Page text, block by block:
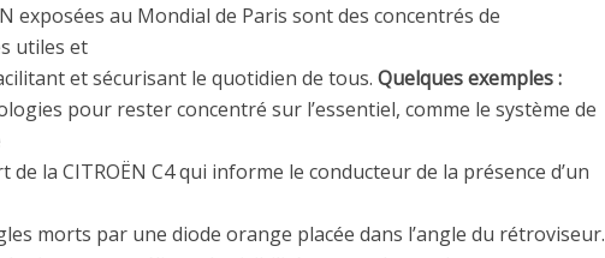
exposées au Mondial de Paris sont des concentrés de
utiles et
et sécurisant le quotidien de tous. Quelques exemples :
pour rester concentré sur l’essentiel, comme le système de
de la CITROËN C4 qui informe le conducteur de la présence d’un
morts par une diode orange placée dans l’angle du rétroviseur.